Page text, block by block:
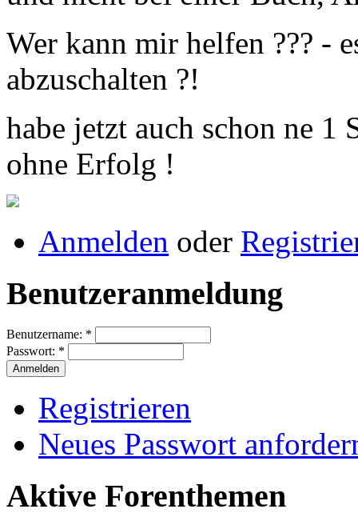
Wer kann mir helfen ??? -
abzuschalten ?!
habe jetzt auch schon ne 1
ohne Erfolg !
Anmelden oder
Benutzeranmeldung
Benutzername: *
Passwort: *
Registrieren
Neues Passwort
Aktive Forenthemen